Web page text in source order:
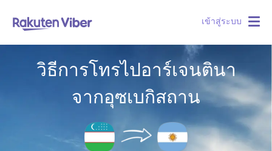
เข้าสู่ระบบ
วิธีการโทรไปอาร์เจนตินา
จากอุซเบกิสถาน